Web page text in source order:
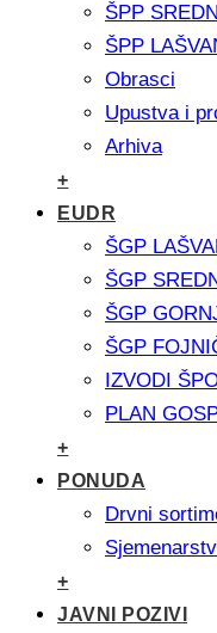
ŠPP
ŠPP
Obrasci
Upustva i
Arhiva
+
EUDR
ŠGP
ŠGP
ŠGP
ŠGP
IZVODI
PLAN
+
PONUDA
Drvni
+
JAVNI POZIVI